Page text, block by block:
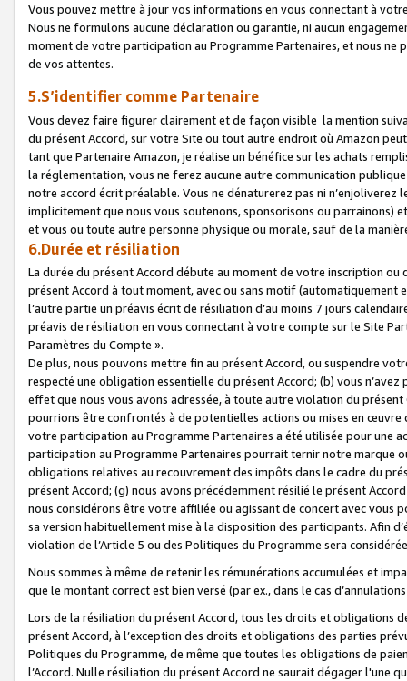
Vous pouvez mettre à jour vos informations en vous connectant à
Nous ne formulons aucune déclaration ou garantie, ni aucun
moment de votre participation au Programme Partenaires, et nous
de vos attentes.
5.S’identifier comme Partenaire
Vous devez faire figurer clairement et de façon visible la mention
du présent Accord, sur votre Site ou tout autre endroit où Amazon
tant que Partenaire Amazon, je réalise un bénéfice sur les achats
la réglementation, vous ne ferez aucune autre communication
notre accord écrit préalable. Vous ne dénaturerez pas ni
implicitement que nous vous soutenons, sponsorisons ou parrainons)
et vous ou toute autre personne physique ou morale, sauf de la
6.Durée et résiliation
La durée du présent Accord débute au moment de votre inscription
présent Accord à tout moment, avec ou sans motif (automatiquement
l’autre partie un préavis écrit de résiliation d’au moins 7 jours
préavis de résiliation en vous connectant à votre compte sur le Site
Paramètres du Compte ».
De plus, nous pouvons mettre fin au présent Accord, ou suspendre
respecté une obligation essentielle du présent Accord; (b) vous
effet que nous vous avons adressée, à toute autre violation du
pourrions être confrontés à de potentielles actions ou mises en
votre participation au Programme Partenaires a été utilisée pour une
participation au Programme Partenaires pourrait ternir notre marque
obligations relatives au recouvrement des impôts dans le cadre du
présent Accord; (g) nous avons précédemment résilié le présent
nous considérons être votre affiliée ou agissant de concert avec vous
sa version habituellement mise à la disposition des participants. Afin
violation de l’Article 5 ou des Politiques du Programme sera
Nous sommes à même de retenir les rémunérations accumulées et
que le montant correct est bien versé (par ex., dans le cas
Lors de la résiliation du présent Accord, tous les droits et obligations
présent Accord, à l’exception des droits et obligations des parties
Politiques du Programme, de même que toutes les obligations de
l’Accord. Nulle résiliation du présent Accord ne saurait dégager l'une